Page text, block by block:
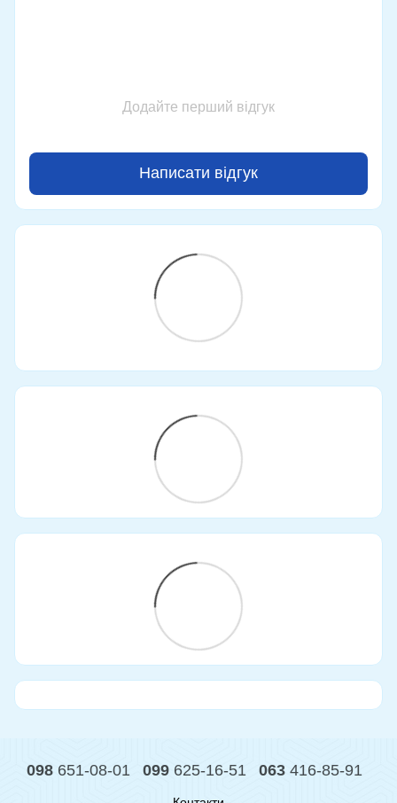
Додайте перший відгук
Написати відгук
098 651-08-01 099 625-16-51 063 416-85-91